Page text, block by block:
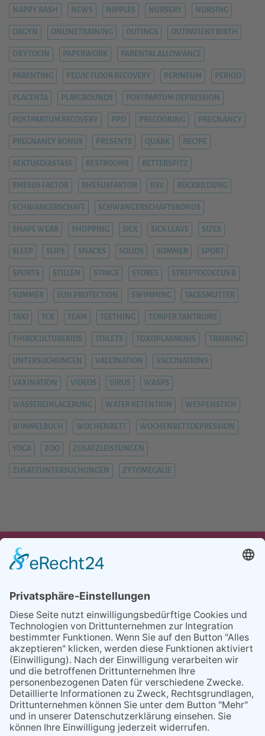
NAPPY RASH NEWS NIPPLES NURSERY NURSING
OBGYN ONLINETRAINING OUTINGS OUTPATIENT BIRTH
OXYTOCIN PAPERWORK PARENTAL ALLOWANCE
PARENTING PELVIC FLOOR RECOVERY PERINEUM PERIOD
PLACENTA PLAYGROUNDS POSTPARTUM DEPRESSION
POSTPARTUM RECOVERY PPD PRECOOKING PREGNANCY
PREGNANCY BONUS PRESENTS QUARK RECIPE
REKTUSDIASTASE RESTROOMS RETTERSPITZ
RHESUS FACTOR RHESUSFAKTOR RSV RÜCKBILDUNG
SCHWANGERSCHAFT SCHWANGERSCHAFTSBONUS
SHAPE WEAR SHOPPING SICK SICK LEAVE SIZES
SLEEP SLIPS SNACKS SOLIDS SOMMER SPORT
SPORTS STILLEN STINGS STORES STREPTOCOCCUS B
SUMMER SUN PROTECTION SWIMMING TAGESMUTTER
TAXI TCK TEAM TEETHING TEMPER TANTRUMS
THIRDCULTUREKIDS TOILETS TOXOPLASMOSIS TRAINING
UNTERSUCHUNGEN VACCINATION VACCINATIONS
VAXINATION VIDEOS VIRUS WASPS
WASSEREINLAGERUNG WATER RETENTION WESPENSTICH
WIMMELBUCH WOCHENBETT WOCHENBETTDEPRESSION
YOGA ZOO ZUSATZLEISTUNGEN
ZUSATZUNTERSUCHUNGEN ZYTOMEGALIE
UNSER ANGEBOT
PARTNER
REFERENZEN
BLOG
FAQ
KONTAKT
BESUCHEN
BESUCHEN